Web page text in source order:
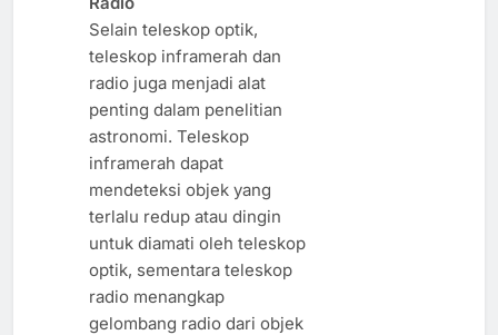
Selain teleskop optik,
teleskop inframerah dan
radio juga menjadi alat
penting dalam penelitian
astronomi. Teleskop
inframerah dapat
mendeteksi objek yang
terlalu redup atau dingin
untuk diamati oleh teleskop
optik, sementara teleskop
radio menangkap
gelombang radio dari objek